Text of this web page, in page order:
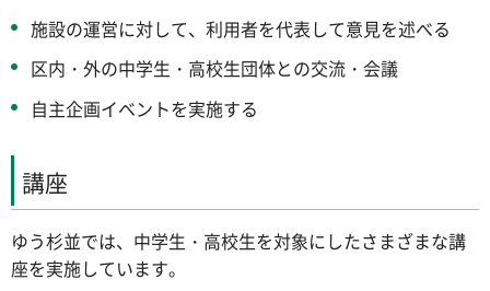
施設の運営に対して、利用者を代表して意見を述べる
区内・外の中学生・高校生団体との交流・会議
自主企画イベントを実施する
講座
ゆう杉並では、中学生・高校生を対象にしたさまざまな講
座を実施しています。